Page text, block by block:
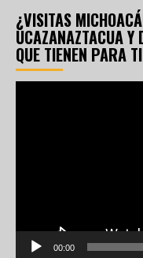
¿VISITAS
UCAZANAZTACUA Y
QUE TIENEN PARA TI
00:00